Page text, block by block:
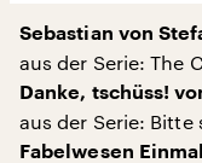
Sebastian von
aus der Serie: The
Danke, tschüss!
aus der Serie: Bitte
Fabelwesen